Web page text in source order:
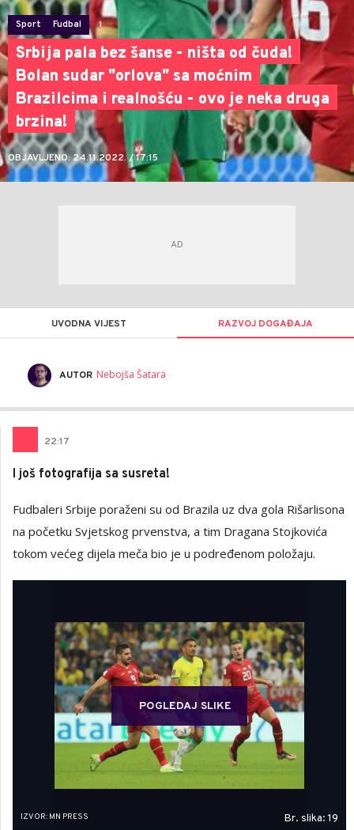
Sport Fudbal 1
Srbija pala bez šanse - ništa od čuda!
Bolan sudar "orlova" sa moćnim
Brazilcima i realnošću - ovo je neka druga
brzina!
OBJAVLJENO: 24.11.2022. / 17:15
UVODNA VIJEST RAZVOJ DOGAĐAJA
AUTOR Nebojša Šatara
22:17
I još fotografija sa susreta!
Fudbaleri Srbije poraženi su od Brazila uz dva gola Rišarlisona
na početku Svjetskog prvenstva, a tim Dragana Stojkovića
tokom većeg dijela meča bio je u podređenom položaju.
POGLEDAJ SLIKE
IZVOR: MN PRESS Br. slika: 19